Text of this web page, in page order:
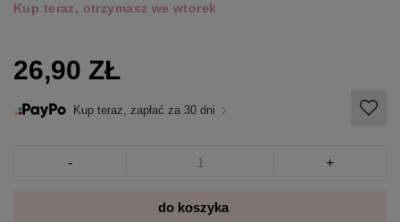
Kup teraz, otrzymasz we wtorek
26,90 ZŁ
Kup teraz, zapłać za 30 dni
- +
do koszyka